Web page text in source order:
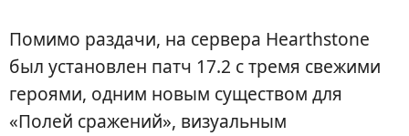
Помимо раздачи, на сервера Hearthstone
был установлен патч 17.2 с тремя свежими
героями, одним новым существом для
«Полей сражений», визуальным